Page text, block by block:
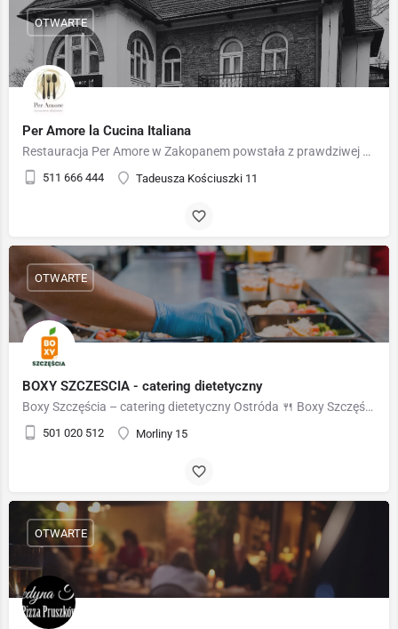
Per Amore la Cucina Italiana
Restauracja Per Amore w Zakopanem powstała z prawdziwej miłości do kuchni włoskiej i wszystkiego, co z nią…
511 666 444 Tadeusza Kościuszki 11
OTWARTE
BOXY SZCZESCIA - catering dietetyczny
Boxy Szczęścia – catering dietetyczny Ostróda 🍴 Boxy Szczęścia to catering dietetyczny, który łączy zdrowie,…
501 020 512 Morliny 15
OTWARTE
OTWARTE